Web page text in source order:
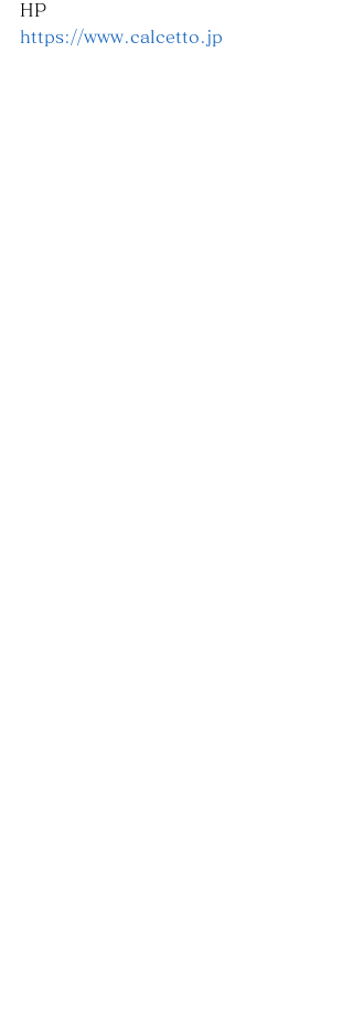
HP
https://www.calcetto.jp